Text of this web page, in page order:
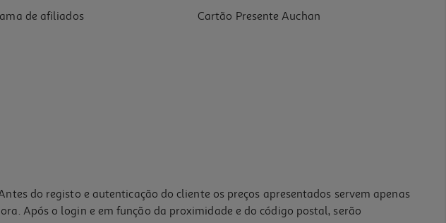
de afiliados
Cartão Presente Auchan
do registo e autenticação do cliente os preços apresentados servem apenas
Após o login e em função da proximidade e do código postal, serão